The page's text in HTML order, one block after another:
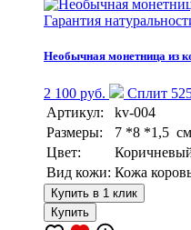
Гарантия
Необычная монетница из
2 100 руб.
Сплит
Артикул:
kv-004
Размеры:
7 *8 *1,5
Цвет:
Вид кожи: Кожа
Купить в 1 клик
Купить